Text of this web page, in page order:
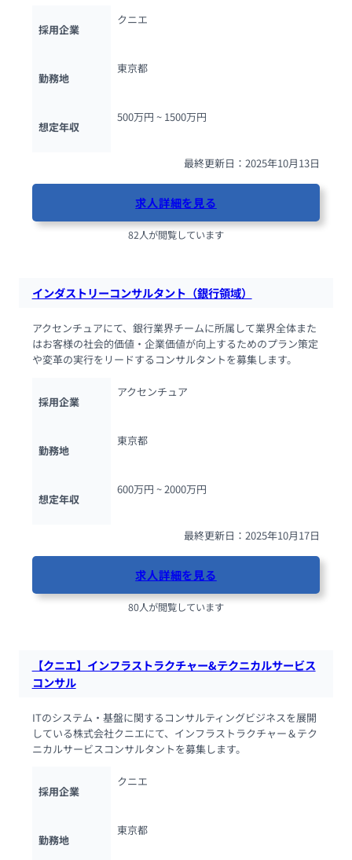
採用企業
クニエ
勤務地
東京都
想定年収
500万円 ~ 1500万円
最終更新日：2025年10月13日
求人詳細を見る
82人が閲覧しています
インダストリーコンサルタント（銀行領域）
アクセンチュアにて、銀行業界チームに所属して業界全体また
はお客様の社会的価値・企業価値が向上するためのプラン策定
や変革の実行をリードするコンサルタントを募集します。
採用企業
アクセンチュア
勤務地
東京都
想定年収
600万円 ~ 2000万円
最終更新日：2025年10月17日
求人詳細を見る
80人が閲覧しています
【クニエ】インフラストラクチャー&テクニカルサービス
コンサル
ITのシステム・基盤に関するコンサルティングビジネスを展開
している株式会社クニエにて、インフラストラクチャー＆テク
ニカルサービスコンサルタントを募集します。
採用企業
クニエ
勤務地
東京都